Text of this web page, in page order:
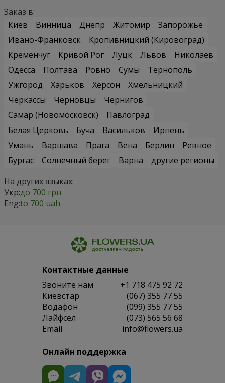
Заказ в:
Киев
Винница Днепр Житомир
Запорожье
Ивано-Франковск
Кропивницкий (Кировоград)
Кременчуг
Кривой Рог Луцк Львов
Николаев
Одесса
Полтава Ровно Сумы
Тернополь
Ужгород
Харьков Херсон
Хмельницкий
Черкассы
Черновцы
Чернигов
Самар (Новомосковск)
Павлоград
Белая Церковь
Буча Васильков
Ирпень
Умань
Варшава Прага Вена Берлин
Ревное
Бургас
Солнечный берег Варна
другие регионы
На других языках:
Укр:до 700 грн
Eng:to 700 uah
Контактные данные
Звоните нам
+1 718 475 92 72
Киевстар
(067) 355 77 55
Водафон
(099) 355 77 55
Лайфсел
(073) 565 56 68
Email
info@flowers.ua
Онлайн поддержка